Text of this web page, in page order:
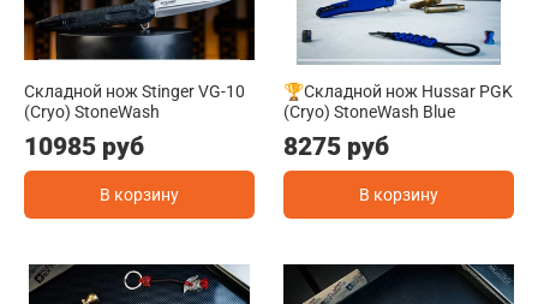
Складной нож Stinger VG-10
(Cryo) StoneWash
10985 руб
В корзину
🏆Складной нож Hussar PGK
(Cryo) StoneWash Blue
8275 руб
В корзину